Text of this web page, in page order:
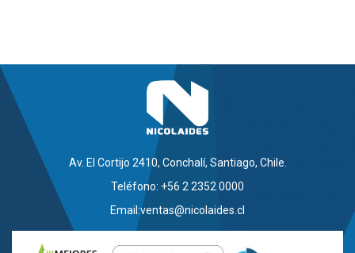
Av. El Cortijo 2410, Conchalí, Santiago, Chile.
Teléfono: +56 2 2352 0000
Email:ventas@nicolaides.cl